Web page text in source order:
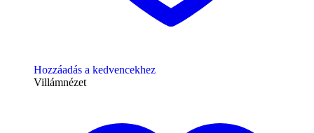
Hozzáadás a kedvencekhez
Villámnézet